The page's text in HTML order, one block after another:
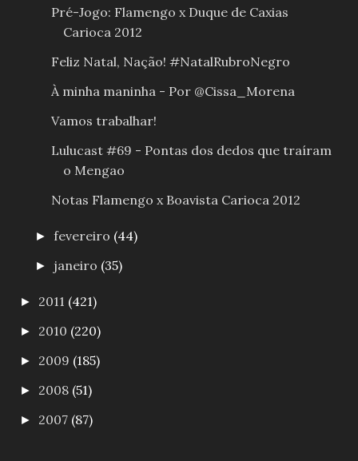
Pré-Jogo: Flamengo x Duque de Caxias
Carioca 2012
Feliz Natal, Nação! #NatalRubroNegro
À minha maninha - Por @Cissa_Morena
Vamos trabalhar!
Lulucast #69 - Pontas dos dedos que traíram
o Mengao
Notas Flamengo x Boavista Carioca 2012
►fevereiro (44)
► janeiro (35)
► 2011 (421)
► 2010 (220)
► 2009 (185)
► 2008 (51)
► 2007 (87)